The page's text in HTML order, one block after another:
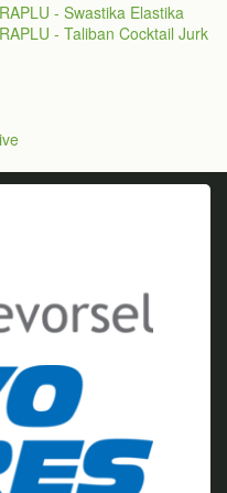
- Swastika Elastika
- Taliban Cocktail Jurk